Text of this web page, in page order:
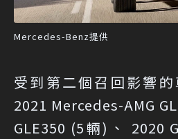
Mercedes-Benz提供
受到第二個召回影響
2021 Mercedes-AMG
GLE350 (5輛)、 2020